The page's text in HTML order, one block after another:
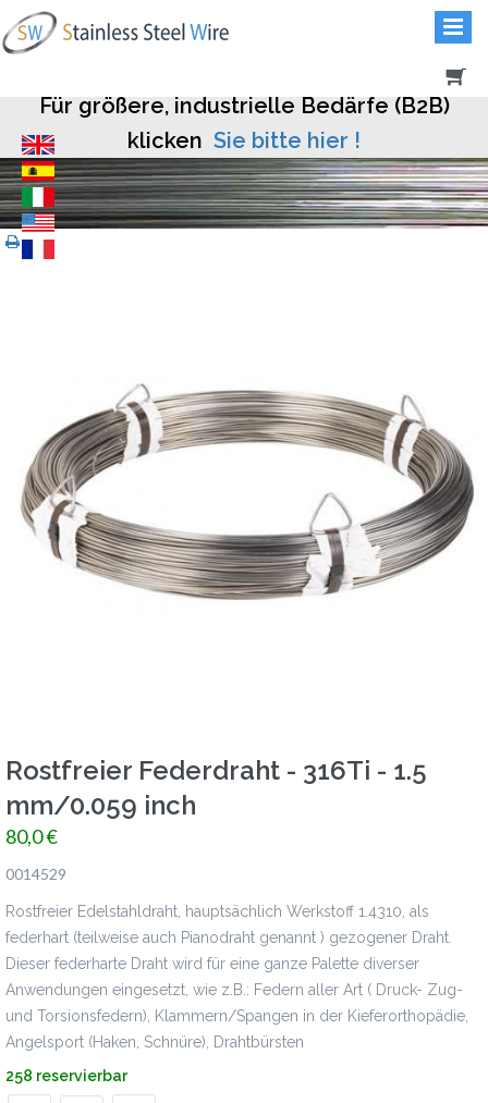
Für größere, industrielle Bedärfe (B2B)
klicken Sie bitte hier !
Rostfreier Federdraht - 316Ti - 1.5
mm/0.059 inch
80,0 €
0014529
Rostfreier Edelstahldraht, hauptsächlich Werkstoff 1.4310, als
federhart (teilweise auch Pianodraht genannt ) gezogener Draht.
Dieser federharte Draht wird für eine ganze Palette diverser
Anwendungen eingesetzt, wie z.B.: Federn aller Art ( Druck- Zug-
und Torsionsfedern), Klammern/Spangen in der Kieferorthopädie,
Angelsport (Haken, Schnüre), Drahtbürsten
258 reservierbar